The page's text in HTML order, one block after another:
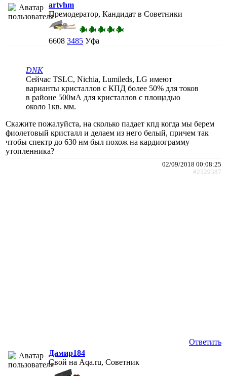
artvhm
Премодератор, Кандидат в Советники
6608 3485 Уфа
DNK
Сейчас TSLC, Nichia, Lumileds, LG имеют
варианты кристаллов с КПД более 50% для токов
в районе 500мА для кристаллов с площадью
около 1кв. мм.
Скажите пожалуйста, на сколько падает кпд когда мы берем
фиолетовый кристалл и делаем из него белый, причем так
чтобы спектр до 630 нм был похож на кардиограмму
утопленника?
02/09/2018 00:08:25
#2529387
Ответить
Дамир184
Свой на Aqa.ru, Советник